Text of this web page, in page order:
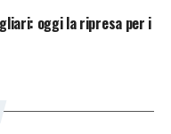
oggi la ripresa per i